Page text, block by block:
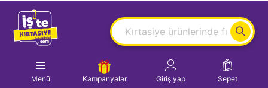
Menü Kampanyalar Giriş yap Sepet